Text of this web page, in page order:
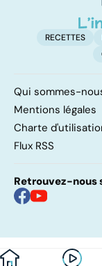
RECETTES
Qui sommes-
Mentions légales
Charte
Flux RSS
Retrouvez-nous